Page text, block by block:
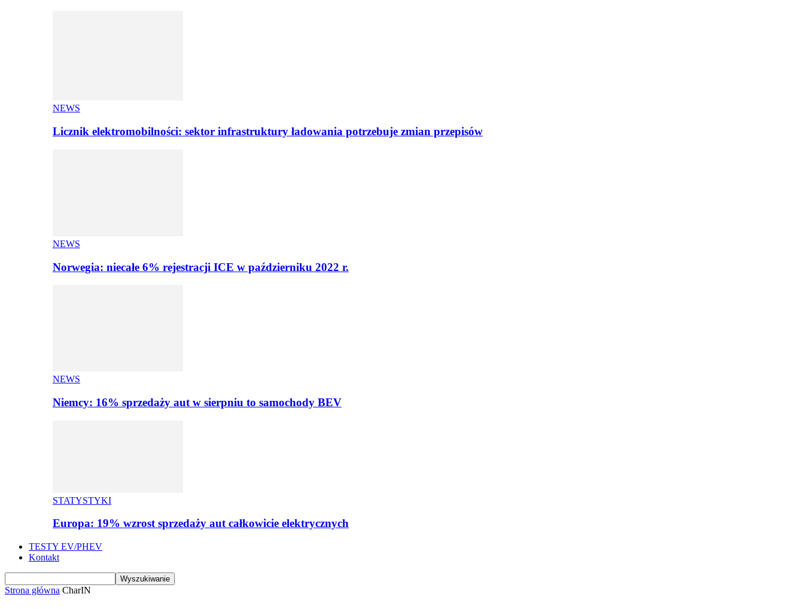
NEWS
Licznik elektromobilności: sektor infrastruktury ładowania potrzebuje zmian przepisów
NEWS
Norwegia: niecałe 6% rejestracji ICE w październiku 2022 r.
NEWS
Niemcy: 16% sprzedaży aut w sierpniu to samochody BEV
STATYSTYKI
Europa: 19% wzrost sprzedaży aut całkowicie elektrycznych
TESTY EV/PHEV
Kontakt
Strona główna CharIN